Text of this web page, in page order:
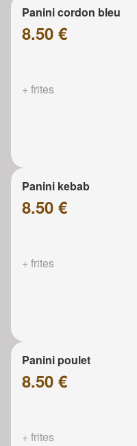
Panini cordon bleu
8.50 €
+ frites
Panini kebab
8.50 €
+ frites
Panini poulet
8.50 €
+ frites